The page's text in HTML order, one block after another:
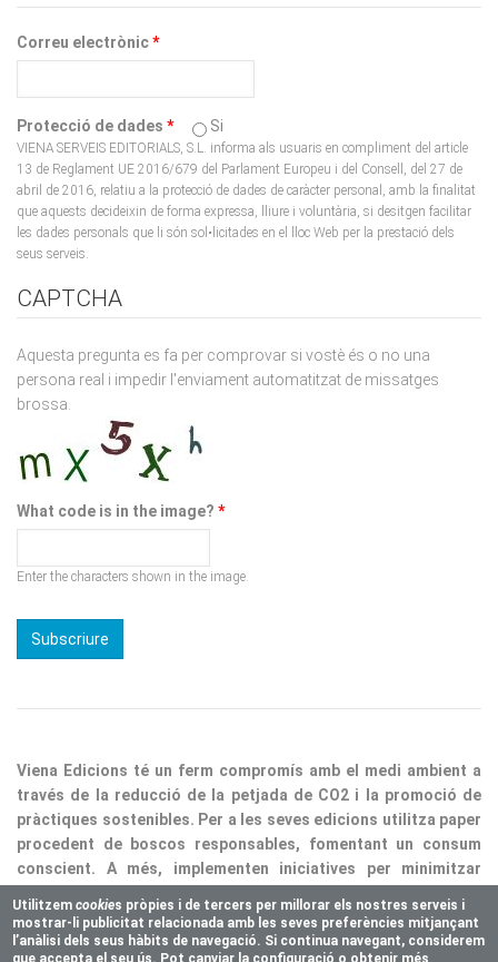
Correu electrònic*
Protecció de dades* Si
VIENA SERVEIS EDITORIALS, S.L. informa als usuaris en compliment del article
13 de Reglament UE 2016/679 del Parlament Europeu i del Consell, del 27 de
abril de 2016, relatiu a la protecció de dades de caràcter personal, amb la finalitat
que aquests decideixin de forma expressa, lliure i voluntària, si desitgen facilitar
les dades personals que li són sol•licitades en el lloc Web per la prestació dels
seus serveis.
CAPTCHA
Aquesta pregunta es fa per comprovar si vostè és o no una
persona real i impedir l'enviament automatitzat de missatges
What code is in the image?
través de la reducció de la petjada de CO2 i la promoció de
pràctiques sostenibles. Per a les seves edicions utilitza paper
procedent de boscos responsables, fomentant un consum
conscient. A més, implementen iniciatives per minimitzar
residus i optimitzar processos, consolidant així la nostra
responsabilitat ecològica.
Copyright © 2025 Vienaeditorial.com. All rights reserved
Responsive theme, developed by easy&WEB
Utilitzemcookies pròpies i de tercers per millorar els nostres serveis i
mostrar-li publicitat relacionada amb les seves preferències mitjançant
l’anàlisi dels seus hàbits de navegació. Si continua navegant, considerem
que accepta el seu ús. Pot canviar la configuració o obtenir més